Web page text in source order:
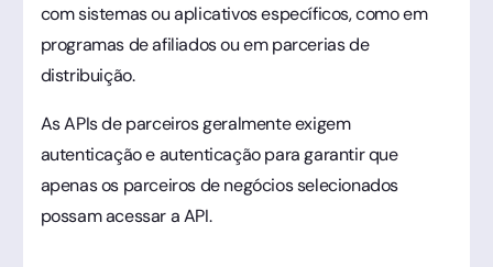
com sistemas ou aplicativos específicos, como em
programas de afiliados ou em parcerias de
distribuição.
As APIs de parceiros geralmente exigem
autenticação e autenticação para garantir que
apenas os parceiros de negócios selecionados
possam acessar a API.